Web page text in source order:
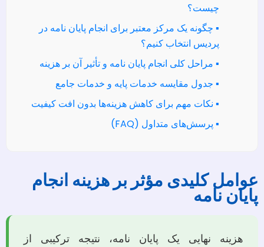
چیست؟
▪️ چگونه یک مرکز معتبر برای انجام پایان نامه در
پردیس انتخاب کنیم؟
▪️ مراحل کلی انجام پایان نامه و تأثیر آن بر هزینه
▪️ جدول مقایسه خدمات پایه و خدمات جامع
▪️ نکات مهم برای کاهش هزینه‌ها بدون افت کیفیت
▪️ پرسش‌های متداول (FAQ)
عوامل کلیدی مؤثر بر هزینه انجام
پایان نامه
هزینه نهایی یک پایان نامه، نتیجه ترکیبی از